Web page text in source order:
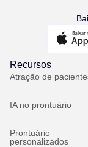
Recursos
Atração de
IA no prontuário
Prontuário
personalizados